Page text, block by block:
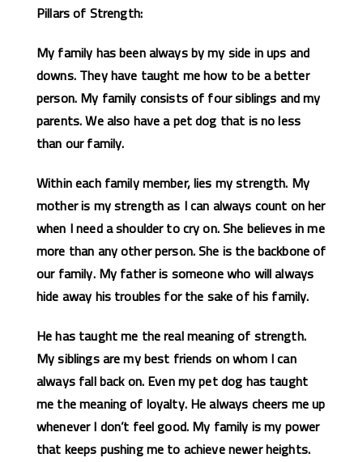
Pillars of Strength:
My family has been always by my side in ups and
downs. They have taught me how to be a better
person. My family consists of four siblings and my
parents. We also have a pet dog that is no less
than our family.
Within each family member, lies my strength. My
mother is my strength as I can always count on her
when I need a shoulder to cry on. She believes in me
more than any other person. She is the backbone of
our family. My father is someone who will always
hide away his troubles for the sake of his family.
He has taught me the real meaning of strength.
My siblings are my best friends on whom I can
always fall back on. Even my pet dog has taught
me the meaning of loyalty. He always cheers me up
whenever I don’t feel good. My family is my power
that keeps pushing me to achieve newer heights.